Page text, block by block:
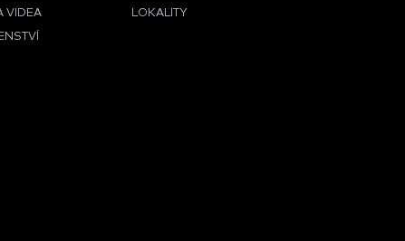
VIDEA LOKALITY